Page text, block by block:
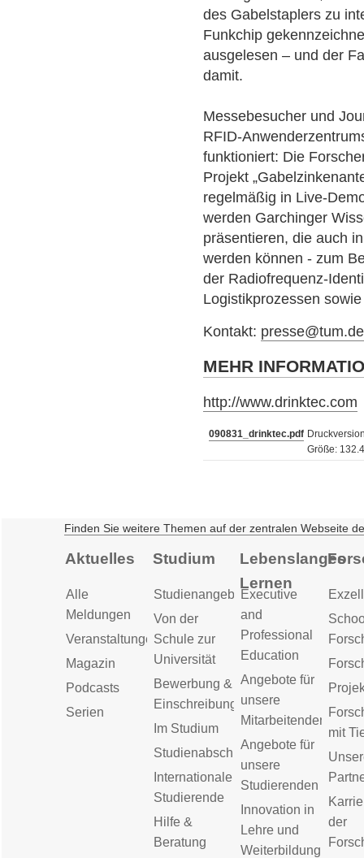
des Gabelstaplers zu
Funkchip
ausgelesen – und der
damit.
Messebesucher und
RFID-
funktioniert: Die
Projekt
regelmäßig in Live-
werden Garchinger
präsentieren, die auch
werden können - zum
der Radiofrequenz-
Logistikprozessen
Kontakt: presse@tum.de
MEHR
http://www.drinktec.com
090831_drinktec.pdf
Größe:
Finden Sie weitere Themen auf der zentralen Webseite
Aktuelles
Alle
Meldungen
Veranstaltungen
Magazin
Podcasts
Serien
Studium
Studienangebot
Von der
Schule zur
Universität
Bewerbung &
Einschreibung
Im Studium
Studienabschluss
Internationale
Studierende
Hilfe &
Beratung
Lebenslanges
Lernen
Executive
and
Professional
Education
Angebote für
unsere
Mitarbeitenden
Angebote für
unsere
Studierenden
Innovation in
Lehre und
Weiterbildung
mit
der